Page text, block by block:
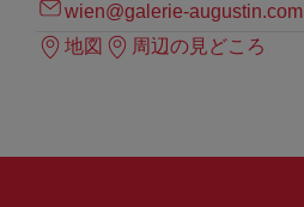
wien@galerie-augustin.com
地図
周辺の見どころ